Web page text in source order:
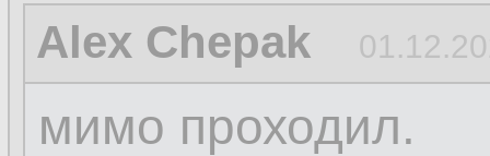
Alex Chepak
мимо проходил.